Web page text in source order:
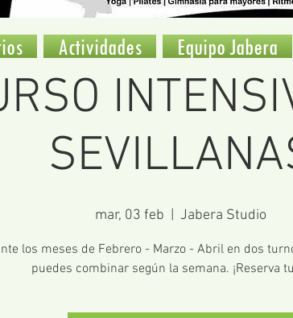
mar, 03 feb Jabera Studio
los meses de Febrero - Marzo - Abril en dos
puedes combinar según la semana. ¡Reserva
Actividades Equipo Jabera